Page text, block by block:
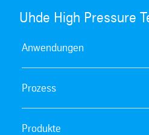
Uhde High Pressure
Anwendungen
Prozess
Produkte